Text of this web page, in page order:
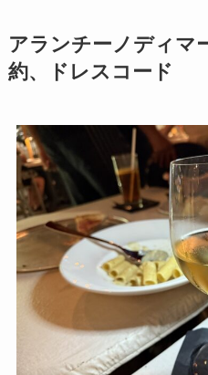
アランチーノディマ
約、ドレスコード